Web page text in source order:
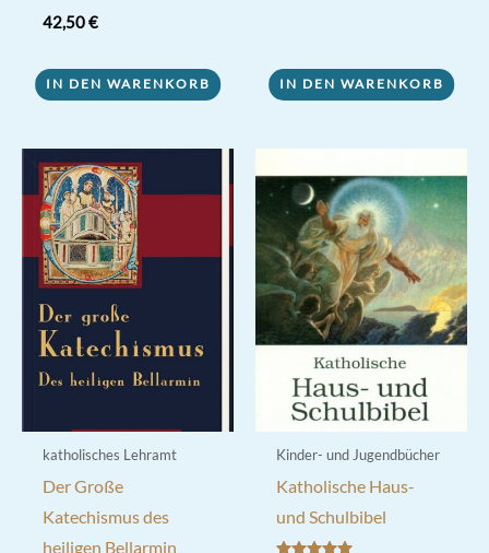
42,50€
IN DEN WARENKORB IN DEN WARENKORB
katholisches Lehramt
Der Große
Katechismus des
heiligen Bellarmin
Kinder- und Jugendbücher
Katholische Haus-
und Schulbibel